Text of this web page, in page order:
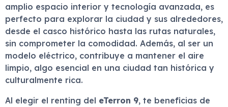
amplio espacio interior y tecnología avanzada, es
perfecto para explorar la ciudad y sus alrededores,
desde el casco histórico hasta las rutas naturales,
sin comprometer la comodidad. Además, al ser un
modelo eléctrico, contribuye a mantener el aire
limpio, algo esencial en una ciudad tan histórica y
culturalmente rica.
Al elegir el renting del eTerron 9, te beneficias de